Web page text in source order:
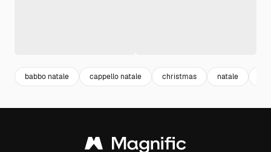
babbo natale cappello natale christmas natale